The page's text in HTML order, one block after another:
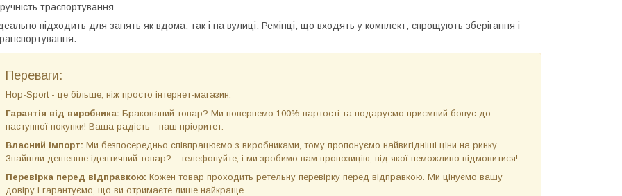
траспортування
підходить для занять як вдома, так і на вулиці. Ремінці, що входять у комплект, спрощують зберігання і
Переваги:
Hop-Sport - це більше, ніж просто інтернет-магазин:
Гарантія від виробника: Бракований товар? Ми повернемо 100% вартості та подаруємо приємний бонус до
наступної покупки! Ваша радість - наш пріоритет.
Власний імпорт: Ми безпосередньо співпрацюємо з виробниками, тому пропонуємо найвигідніші ціни на ринку.
Знайшли дешевше ідентичний товар? - телефонуйте, і ми зробимо вам пропозицію, від якої неможливо відмовитися!
Перевірка перед відправкою: Кожен товар проходить ретельну перевірку перед відправкою. Ми цінуємо вашу
довіру і гарантуємо, що ви отримаєте лише найкраще.